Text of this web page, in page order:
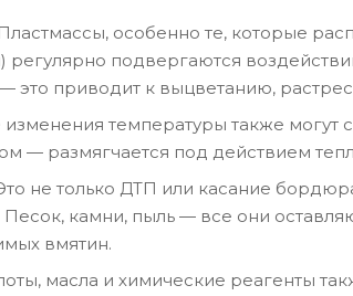
особенно те, которые
подвергаются
это приводит к выцветанию,
температуры также могут
— размягчается под действием
не только ДТП или касание
камни, пыль — все они
вмятин.
масла и химические реагенты